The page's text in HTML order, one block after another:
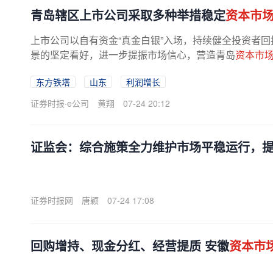
青岛辖区上市公司采取多种举措稳定资本市
上市公司以自有资金“真金白银”入场，持续健全投资者
景的坚定看好，进一步提振市场信心，营造青岛资本市
东方铁塔 山东
利润增长
证券时报·e公司
黄翔 07-24 20:12
证监会：综合施策全力维护市场平稳运行，
证券时报网 唐颖 07-24 17:08
回购增持、现金分红、经营提质 安徽资本市